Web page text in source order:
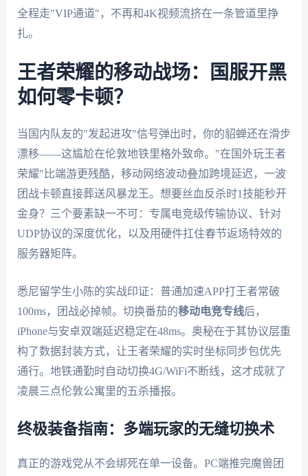
全程走"VIP通道"，不再和4K视频流挤在一条管道里挣
扎。
王者荣耀的移动战场：国服开黑
如何零卡顿？
当国内队友的"发起进攻"信号弹出时，你的貂蝉还在滑步
漂移——这尴尬在伦敦地铁里格外致命。"在国外玩王者
荣耀"比端游更残酷，移动网络波动叠加跨境延迟，一波
团战卡顿直接葬送风暴龙王。想要丝血反杀时1技能秒开
金身？三个要素缺一不可：专属电竞级传输协议、针对
UDP协议的深度优化，以及用硬件扛住春节返场特效的
服务器矩阵。
悉尼留学生小陈的实战印证：普通加速APP打王者常破
100ms，团战必掉帧。切换番茄的移动电竞专线后，
iPhone与安卓双端延迟稳定在48ms。奥秘在于其协议层重
构了数据封装方式，让王者荣耀的实时坐标同步包优先
通行。地铁通勤时自动切换4G/WiFi不断线，这才成就了
凌晨三点伦敦公寓里的五杀播报。
终极装备指南：多端玩家的无缝切换术
真正的游戏党从不会绑死在单一设备。PC端推完魔兽团